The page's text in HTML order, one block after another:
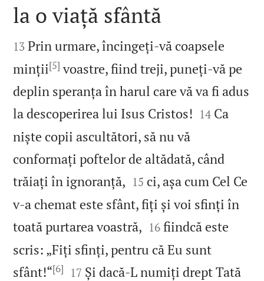

la o viață sfântă

13 Prin urmare, încingeți‑vă coapsele
minții[5] voastre, fiind treji, puneți‑vă pe
deplin speranța în harul care vă va fi adus
la descoperirea lui Isus Cristos! 

14 Ca
niște copii ascultători, să nu vă
conformați poftelor de altădată, când
trăiați în ignoranță, 

15 ci, așa cum Cel Ce
v‑a chemat este sfânt, fiți și voi sfinți în
toată purtarea voastră, 

16 fiindcă este
scris: „Fiți sfinți, pentru că Eu sunt
sfânt!“[6] 

17 Și dacă‑L numiți drept Tată